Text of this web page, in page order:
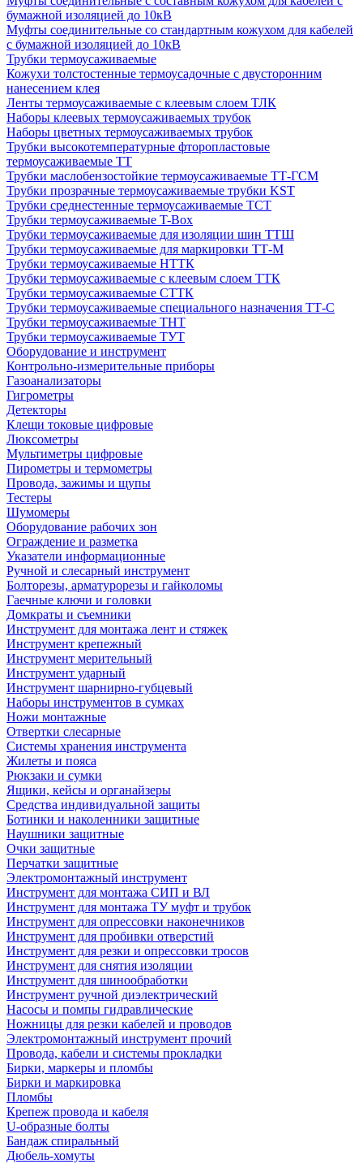
бумажной изоляцией до 10кВ
Муфты соединительные со стандартным кожухом для кабелей
с бумажной изоляцией до 10кВ
Трубки термоусаживаемые
Кожухи толстостенные термоусадочные с двусторонним
нанесением клея
Ленты термоусаживаемые с клеевым слоем ТЛК
Наборы клеевых термоусаживаемых трубок
Наборы цветных термоусаживаемых трубок
Трубки высокотемпературные фторопластовые
термоусаживаемые ТТ
Трубки маслобензостойкие термоусаживаемые ТТ-ГСМ
Трубки прозрачные термоусаживаемые трубки KST
Трубки среднестенные термоусаживаемые ТСТ
Трубки термоусаживаемые T-Box
Трубки термоусаживаемые для изоляции шин ТТШ
Трубки термоусаживаемые для маркировки ТТ-М
Трубки термоусаживаемые НTТК
Трубки термоусаживаемые с клеевым слоем TТК
Трубки термоусаживаемые СTТК
Трубки термоусаживаемые специального назначения ТТ-С
Трубки термоусаживаемые ТНТ
Трубки термоусаживаемые ТУТ
Оборудование и инструмент
Контрольно-измерительные приборы
Газоанализаторы
Гигрометры
Детекторы
Клещи токовые цифровые
Люксометры
Мультиметры цифровые
Пирометры и термометры
Провода, зажимы и щупы
Тестеры
Шумомеры
Оборудование рабочих зон
Ограждение и разметка
Указатели информационные
Ручной и слесарный инструмент
Болторезы, арматурорезы и гайколомы
Гаечные ключи и головки
Домкраты и съемники
Инструмент для монтажа лент и стяжек
Инструмент крепежный
Инструмент мерительный
Инструмент ударный
Инструмент шарнирно-губцевый
Наборы инструментов в сумках
Ножи монтажные
Отвертки слесарные
Системы хранения инструмента
Жилеты и пояса
Рюкзаки и сумки
Ящики, кейсы и органайзеры
Средства индивидуальной защиты
Ботинки и наколенники защитные
Наушники защитные
Очки защитные
Перчатки защитные
Электромонтажный инструмент
Инструмент для монтажа СИП и ВЛ
Инструмент для монтажа ТУ муфт и трубок
Инструмент для опрессовки наконечников
Инструмент для пробивки отверстий
Инструмент для резки и опрессовки тросов
Инструмент для снятия изоляции
Инструмент для шинообработки
Инструмент ручной диэлектрический
Насосы и помпы гидравлические
Ножницы для резки кабелей и проводов
Электромонтажный инструмент прочий
Провода, кабели и системы прокладки
Бирки, маркеры и пломбы
Бирки и маркировка
Пломбы
Крепеж провода и кабеля
U-образные болты
Бандаж спиральный
Дюбель-хомуты